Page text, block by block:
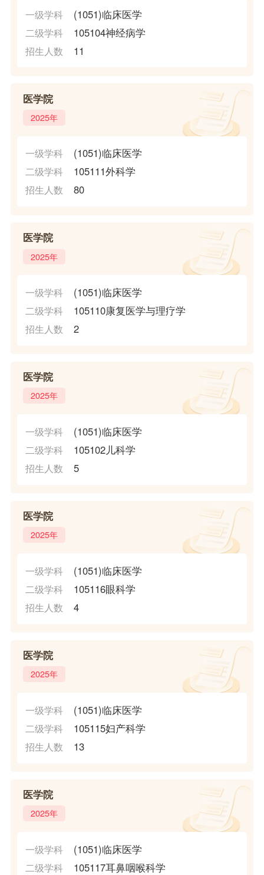
一级学科 (1051)临床医学
二级学科 105104神经病学
招生人数 11
医学院
2025年
一级学科 (1051)临床医学
二级学科 105111外科学
招生人数 80
医学院
2025年
一级学科 (1051)临床医学
二级学科 105110康复医学与理疗学
招生人数 2
医学院
2025年
一级学科 (1051)临床医学
二级学科 105102儿科学
招生人数 5
医学院
2025年
一级学科 (1051)临床医学
二级学科 105116眼科学
招生人数 4
医学院
2025年
一级学科 (1051)临床医学
二级学科 105115妇产科学
招生人数 13
医学院
2025年
一级学科 (1051)临床医学
二级学科 105117耳鼻咽喉科学